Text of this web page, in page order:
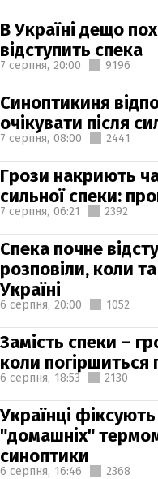
В Україні дещо
відступить спека
7 серпня, 20:00 9196
Синоптикиня
очікувати після
7 серпня, 08:00 2441
Грози накриють
сильної спеки:
7 серпня, 06:21 2392
Спека почне
розповіли, коли
Україні
6 серпня, 20:00 1052
Замість спеки –
коли погіршиться
6 серпня, 18:53 2130
Українці
"домашніх"
синоптики
6 серпня, 16:46 2368